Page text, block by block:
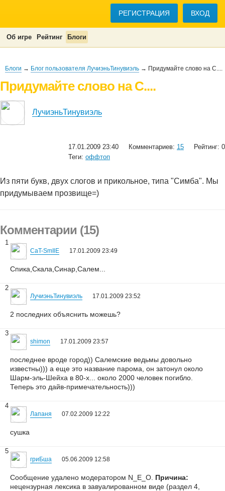
РЕГИСТРАЦИЯ ВХОД
Об игре Рейтинг Блоги
Блоги → Блог пользователя ЛучиэньТинувиэль → Придумайте слово на С....
Придумайте слово на С....
ЛучиэньТинувиэль
17.01.2009 23:40 Комментариев: 15
Рейтинг: 0
Теги: оффтоп
Из пяти букв, двух слогов и прикольное, типа "Симба". Мы
придумываем прозвище=)
Комментарии (15)
1
CaT-SmIlE 17.01.2009 23:49
Спика,Скала,Синар,Салем...
2
ЛучиэньТинувиэль 17.01.2009 23:52
2 последних объяснить можешь?
3
shimon 17.01.2009 23:57
последнее вроде город)) Салемские ведьмы довольно
известны))) а еще это название парома, он затонул около
Шарм-эль-Шейха в 80-х... около 2000 человек погибло.
Теперь это дайв-примечательность)))
4
Лапаня 07.02.2009 12:22
сушка
5
гриБша 05.06.2009 12:58
Сообщение удалено модератором N_E_O. Причина:
нецензурная лексика в завуалированном виде (раздел 4,